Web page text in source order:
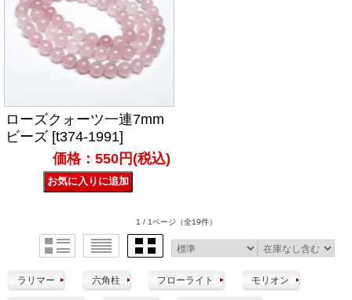
ローズクォーツ一連7mm
ビーズ [t374-1991]
価格：550円(税込)
1 / 1ページ （全19件）
ラリマー 六角柱 フローライト モリオン